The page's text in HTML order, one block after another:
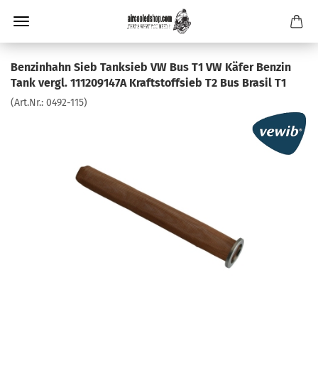
Benzinhahn Sieb Tanksieb VW Bus T1 VW Käfer Benzin
Tank vergl. 111209147A Kraftstoffsieb T2 Bus Brasil T1
(Art.Nr.: 0492-115)